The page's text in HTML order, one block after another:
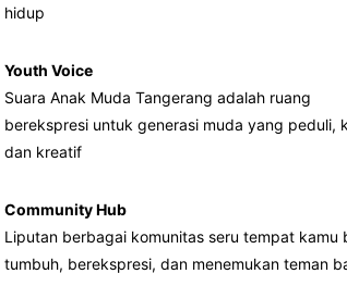
hidup
Youth Voice
Suara Anak Muda Tangerang adalah ruang
berekspresi untuk generasi muda yang peduli,
dan kreatif
Community Hub
Liputan berbagai komunitas seru tempat kamu
tumbuh, berekspresi, dan menemukan teman